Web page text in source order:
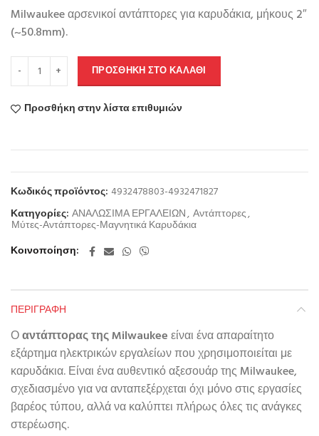
Milwaukee αρσενικοί αντάπτορες για καρυδάκια, μήκους 2″
(~50.8mm).
ΠΡΟΣΘΉΚΗ ΣΤΟ ΚΑΛΆΘΙ
Προσθήκη στην λίστα επιθυμιών
Κωδικός προϊόντος: 4932478803-4932471827
Κατηγορίες: ΑΝΑΛΩΣΙΜΑ ΕΡΓΑΛΕΙΩΝ, Αντάπτορες,
Μύτες-Αντάπτορες-Μαγνητικά Καρυδάκια
Κοινοποίηση
ΠΕΡΙΓΡΑΦΉ
Οαντάπτορας της Milwaukeeείναι ένα απαραίτητο
εξάρτημα ηλεκτρικών εργαλείων που χρησιμοποιείται με
καρυδάκια. Είναι ένα αυθεντικό αξεσουάρ της Milwaukee,
σχεδιασμένο για να ανταπεξέρχεται όχι μόνο στις εργασίες
βαρέος τύπου, αλλά να καλύπτει πλήρως όλες τις ανάγκες
στερέωσης.